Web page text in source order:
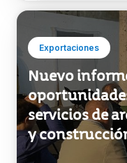
Nuevo
servicios de
y